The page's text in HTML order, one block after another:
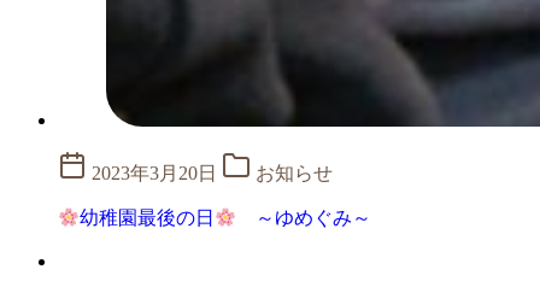
2023年3月20日 お知らせ
幼稚園最後の日 ～ゆめぐみ～